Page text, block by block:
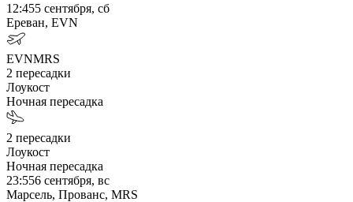
12:455 сентября, сб
Ереван, EVN
EVNMRS
2 пересадки
Лоукост
Ночная пересадка
2 пересадки
Лоукост
Ночная пересадка
23:556 сентября, вс
Марсель, Прованс, MRS